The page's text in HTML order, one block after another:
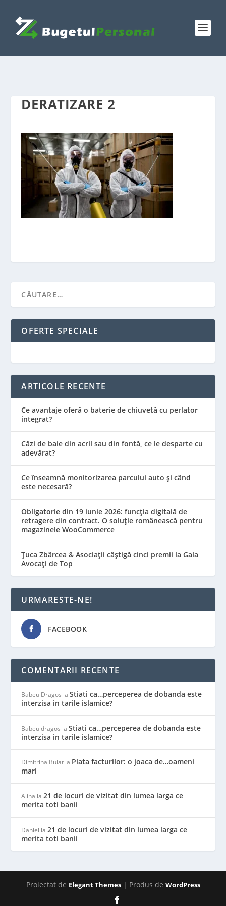
DERATIZARE 2
OFERTE SPECIALE
ARTICOLE RECENTE
Ce avantaje oferă o baterie de chiuvetă cu perlator
integrat?
Căzi de baie din acril sau din fontă, ce le desparte cu
adevărat?
Ce înseamnă monitorizarea parcului auto și când
este necesară?
Obligatorie din 19 iunie 2026: funcția digitală de
retragere din contract. O soluție românească pentru
magazinele WooCommerce
Țuca Zbârcea & Asociații câștigă cinci premii la Gala
Avocați de Top
URMARESTE-NE!
FACEBOOK
COMENTARII RECENTE
Babeu Dragos laStiati ca…perceperea de dobanda este
interzisa in tarile islamice?
Babeu dragos laStiati ca…perceperea de dobanda este
interzisa in tarile islamice?
Dimitrina Bulat la Plata facturilor: o joaca de…oameni
mari
Alina la21 de locuri de vizitat din lumea larga ce
merita toti banii
Daniel la21 de locuri de vizitat din lumea larga ce
merita toti banii
Proiectat de Elegant Themes| Produs de WordPress